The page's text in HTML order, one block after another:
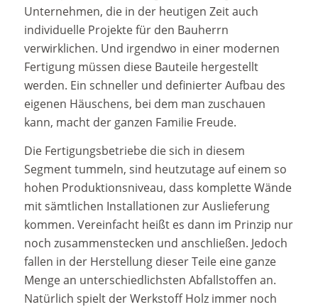
Unternehmen, die in der heutigen Zeit auch
individuelle Projekte für den Bauherrn
verwirklichen. Und irgendwo in einer modernen
Fertigung müssen diese Bauteile hergestellt
werden. Ein schneller und definierter Aufbau des
eigenen Häuschens, bei dem man zuschauen
kann, macht der ganzen Familie Freude.
Die Fertigungsbetriebe die sich in diesem
Segment tummeln, sind heutzutage auf einem so
hohen Produktionsniveau, dass komplette Wände
mit sämtlichen Installationen zur Auslieferung
kommen. Vereinfacht heißt es dann im Prinzip nur
noch zusammenstecken und anschließen. Jedoch
fallen in der Herstellung dieser Teile eine ganze
Menge an unterschiedlichsten Abfallstoffen an.
Natürlich spielt der Werkstoff Holz immer noch